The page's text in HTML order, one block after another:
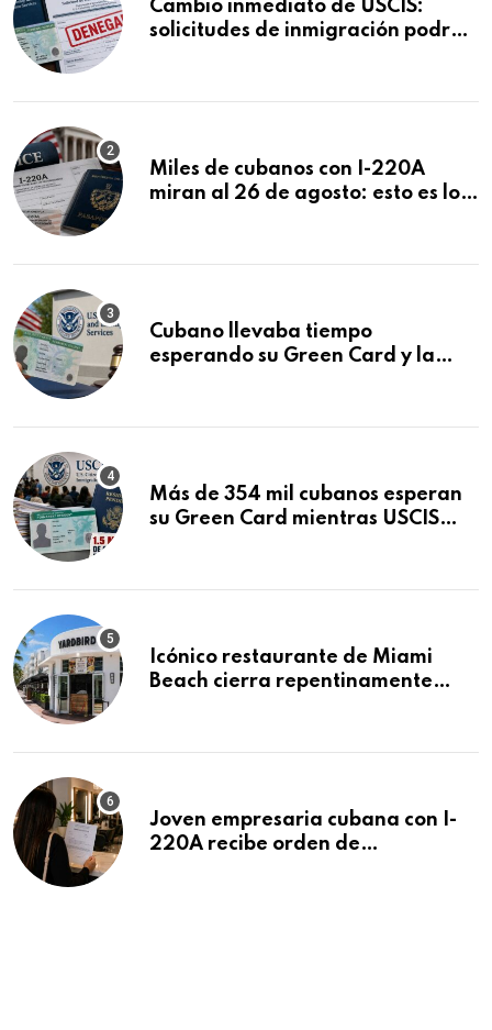
Cambio inmediato de USCIS:
solicitudes de inmigración podrán
Miles de cubanos con I-220A
miran al 26 de agosto: esto es lo
Cubano llevaba tiempo
esperando su Green Card y la
Más de 354 mil cubanos esperan
su Green Card mientras USCIS
Icónico restaurante de Miami
Beach cierra repentinamente
Joven empresaria cubana con I-
220A recibe orden de